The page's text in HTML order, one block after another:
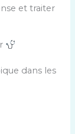
et traiter
dans les